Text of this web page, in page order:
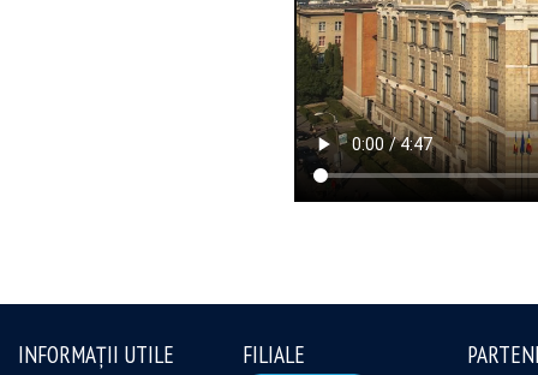
INFORMAȚII UTILE FILIALE